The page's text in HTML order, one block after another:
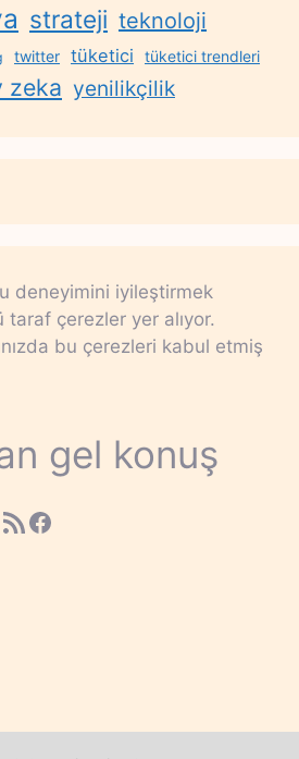
strateji teknoloji
twitter tüketici tüketici trendleri
zeka yenilikçilik
deneyimini iyileştirmek
taraf çerezler yer alıyor.
bu çerezleri kabul etmiş
gel konuş
RSS FeedFacebook